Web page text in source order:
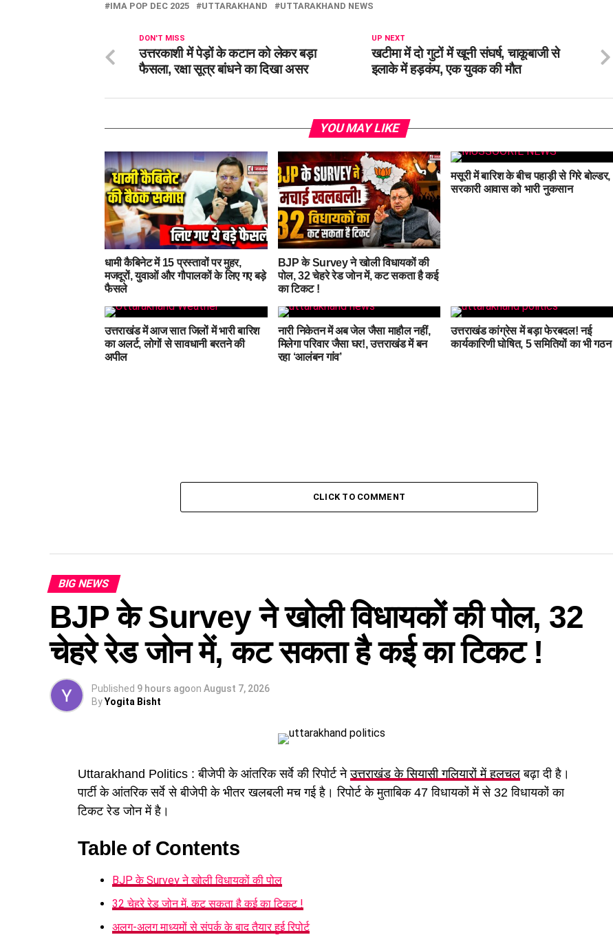
IMA POP DEC 2025
UTTARAKHAND UTTARAKHAND NEWS
UP NEXT
खटीमा में दो गुटों में खूनी संघर्ष, चाकूबाजी से
इलाके में हड़कंप, एक युवक की मौत
DON'T MISS
उत्तरकाशी में पेड़ों के कटान को लेकर बड़ा
फैसला, रक्षा सूत्र बांधने का दिखा असर
YOU MAY LIKE
धामी कैबिनेट में 15 प्रस्तावों पर मुहर,
मजदूरों, युवाओं और गौपालकों के लिए गए बड़े
फैसले
BJP के Survey ने खोली विधायकों की
पोल, 32 चेहरे रेड जोन में, कट सकता है कई
का टिकट !
मसूरी में बारिश के बीच पहाड़ी से गिरे बोल्डर,
सरकारी आवास को भारी नुकसान
उत्तराखंड में आज सात जिलों में भारी बारिश
का अलर्ट, लोगों से सावधानी बरतने की
अपील
नारी निकेतन में अब जेल जैसा माहौल नहीं,
मिलेगा परिवार जैसा घर!, उत्तराखंड में बन
रहा ‘आलंबन गांव’
उत्तराखंड कांग्रेस में बड़ा फेरबदल! नई
कार्यकारिणी घोषित, 5 समितियों का भी गठन
CLICK TO COMMENT
BIG NEWS
BJP के Survey ने खोली विधायकों की पोल, 32
चेहरे रेड जोन में, कट सकता है कई का टिकट !
Published 9 hours agoon August 7, 2026
ByYogita Bisht
Uttarakhand Politics : बीजेपी के आंतरिक सर्वे की रिपोर्ट नेउत्तराखंड के सियासी गलियारों में हलचल बढ़ा दी है।
पार्टी के आंतरिक सर्वे से बीजेपी के भीतर खलबली मच गई है। रिपोर्ट के मुताबिक 47 विधायकों में से 32 विधायकों का
टिकट रेड जोन में है।
Table of Contents
BJP के Survey ने खोली विधायकों की पोल
32 चेहरे रेड जोन में, कट सकता है कई का टिकट !
अलग-अलग माध्यमों से संपर्क के बाद तैयार हुई रिपोर्ट